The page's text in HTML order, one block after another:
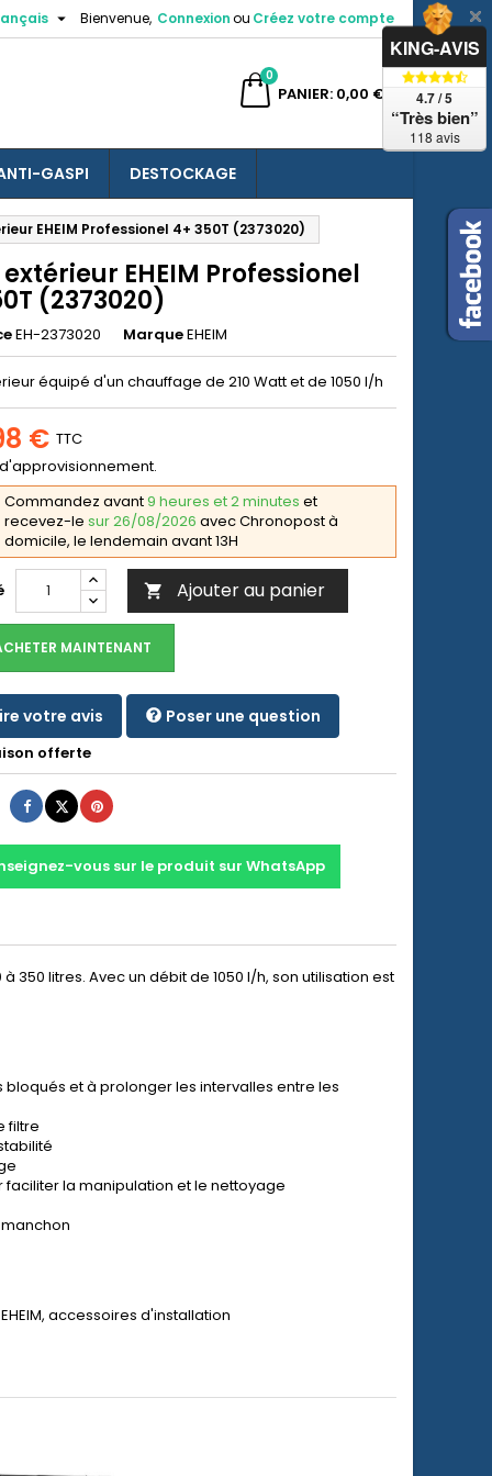
Bienvenue, Connexionou Créez votre compte

PANIER
0
0,00 €
GASPI DESTOCKAGE
EHEIM Professionel 4+ 350T (2373020)
EHEIM Professionel
(2373020)
EH-2373020 MarqueEHEIM
équipé d'un chauffage de 210 Watt et de 1050 l/h
€ TTC
Commandez avant9 heures et 2 minutes et
recevez-le sur 26/08/2026 avec Chronopost à
domicile, le lendemain avant 13H
 Ajouter au panier
MAINTENANT
votre avis Poser une question
offerte
Partager
TweetPinterest
vous sur le produit sur WhatsApp
350 litres. Avec un débit de 1050 l/h, son utilisation est
et à prolonger les intervalles entre les
filtre
la manipulation et le nettoyage
accessoires d'installation
KING-AVIS
4.7 / 5
“Très bien”
118 avis